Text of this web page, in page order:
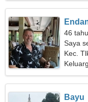
46
Saya
Kec.
Bayu